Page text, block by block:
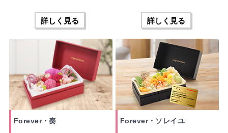
詳しく見る 詳しく見る
Forever・奏 Forever・ソレイユ